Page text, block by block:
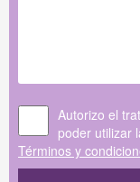
Autorizo el
poder utilizar
Términos y